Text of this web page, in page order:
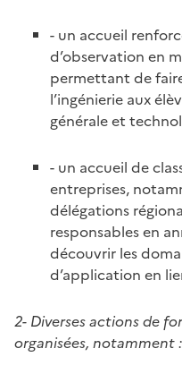
- un accueil
d’observation en
permettant de
l’ingénierie aux
générale et
- un accueil de
entreprises,
délégations
responsables en
découvrir les
d’application en
2- Diverses actions de
organisées, notamment :